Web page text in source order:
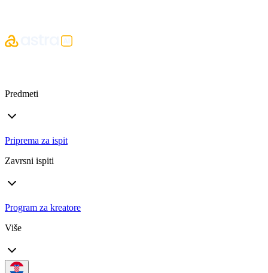
Predmeti
Priprema za ispit
Zavrsni ispiti
Program za kreatore
Više